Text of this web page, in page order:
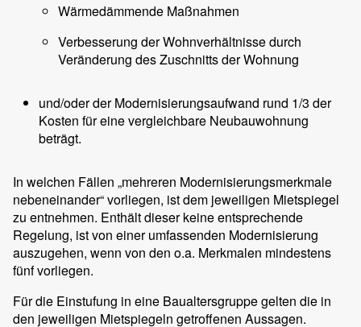
Wärmedämmende Maßnahmen
Verbesserung der Wohnverhältnisse durch
Veränderung des Zuschnitts der Wohnung
und/oder der Modernisierungsaufwand rund 1/3 der
Kosten für eine vergleichbare Neubauwohnung
beträgt.
In welchen Fällen „mehreren Modernisierungsmerkmale
nebeneinander“ vorliegen, ist dem jeweiligen Mietspiegel
zu entnehmen. Enthält dieser keine entsprechende
Regelung, ist von einer umfassenden Modernisierung
auszugehen, wenn von den o.a. Merkmalen mindestens
fünf vorliegen.
Für die Einstufung in eine Baualtersgruppe gelten die in
den jeweiligen Mietspiegeln getroffenen Aussagen.